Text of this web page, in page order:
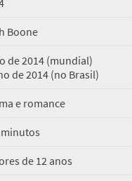
Boone
de 2014 (mundial)
de 2014 (no Brasil)
e romance
minutos
de 12 anos